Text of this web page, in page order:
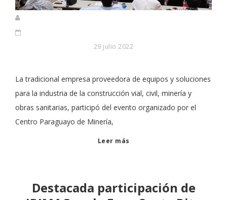
29 julio 2022
La tradicional empresa proveedora de equipos y soluciones
para la industria de la construcción vial, civil, minería y
obras sanitarias, participó del evento organizado por el
Centro Paraguayo de Minería,
Leer más
Destacada participación de